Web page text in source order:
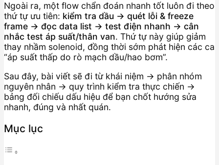
Ngoài ra, một flow chẩn đoán nhanh tốt luôn đi theo
thứ tự ưu tiên: kiểm tra dầu → quét lỗi & freeze
frame → đọc data list → test điện nhanh → cân
nhắc test áp suất/thân van. Thứ tự này giúp giảm
thay nhầm solenoid, đồng thời sớm phát hiện các ca
“áp suất thấp do rò mạch dầu/hao bơm”.
Sau đây, bài viết sẽ đi từ khái niệm → phân nhóm
nguyên nhân → quy trình kiểm tra thực chiến →
bảng đối chiếu dấu hiệu để bạn chốt hướng sửa
nhanh, đúng và nhất quán.
Mục lục